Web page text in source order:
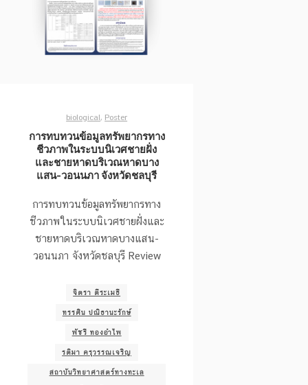
biological, Poster
การทบทวนข้อมูลทรัพยากรทาง
ชีวภาพในระบบนิเวศชายฝั่ง
และชายหาดบริเวณหาดบาง
แสน-วอนนภา จังหวัดชลบุรี
การทบทวนข้อมูลทรัพยากรทาง
ชีวภาพในระบบนิเวศชายฝั่งและ
ชายหาดบริเวณหาดบางแสน-
วอนนภา จังหวัดชลบุรี Review
จิตรา ตีระเมธี
ทรรศิน ปณิธานะรักษ์
พัชรี ทองอำไพ
รติมา ครุวรรณเจริญ
สถาบันวิทยาศาสตร์ทางทะเล